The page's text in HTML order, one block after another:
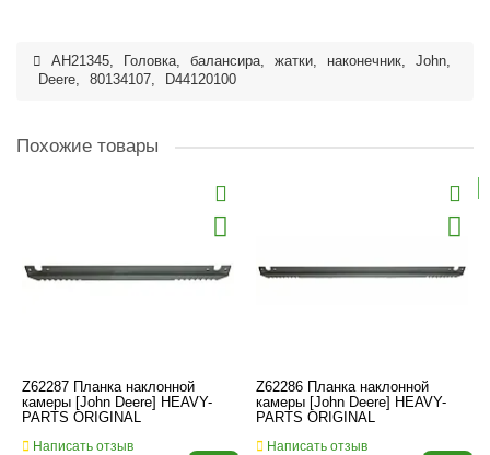
AH21345, Головка, балансира, жатки, наконечник, John,
Deere, 80134107, D44120100
Похожие товары
Z62287 Планка наклонной
камеры [John Deere] HEAVY-
PARTS ORIGINAL
Написать отзыв
Z62286 Планка наклонной
камеры [John Deere] HEAVY-
PARTS ORIGINAL
Написать отзыв